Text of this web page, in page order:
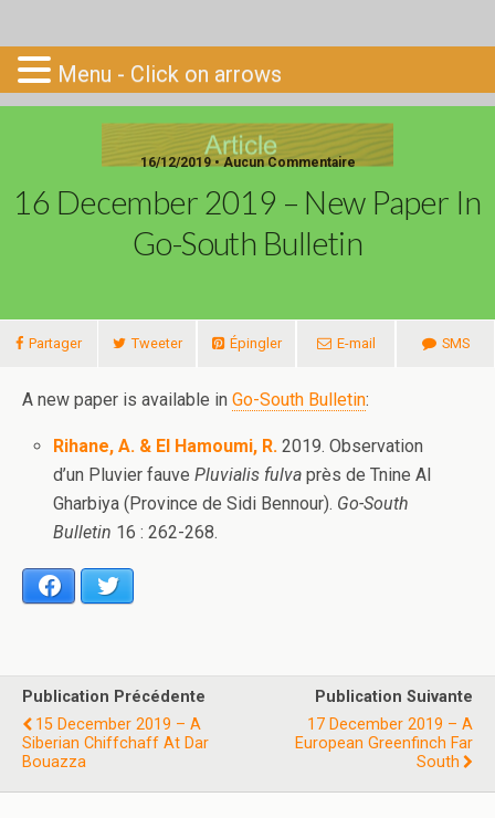
Go-South
16/12/2019 • Aucun Commentaire
16 December 2019 – New Paper In
Go-South Bulletin
Partager Tweeter Épingler E-mail SMS
A new paper is available in Go-South Bulletin:
Rihane, A. & El Hamoumi, R. 2019. Observation
d’un Pluvier fauvePluvialis fulva près de Tnine Al
Gharbiya (Province de Sidi Bennour). Go-South
Bulletin 16 : 262-268.
Facebook
Publication Précédente
15 December 2019 – A
Siberian Chiffchaff At Dar
Bouazza
Publication Suivante
17 December 2019 – A
European Greenfinch Far
South
Menu - Click on arrows